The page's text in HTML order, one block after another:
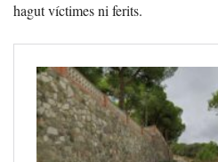
hagut víctimes ni ferits.